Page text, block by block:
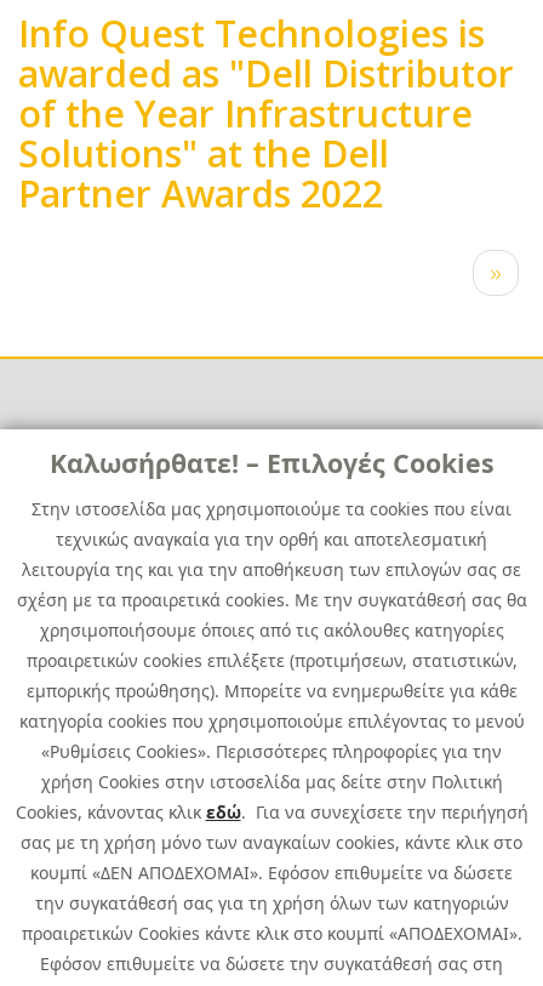
Καλωσήρθατε! – Επιλογές Cookies
Στην ιστοσελίδα μας χρησιμοποιούμε τα cookies που είναι
τεχνικώς αναγκαία για την ορθή και αποτελεσματική
λειτουργία της και για την αποθήκευση των επιλογών σας σε
σχέση με τα προαιρετικά cookies. Με την συγκατάθεσή σας θα
χρησιμοποιήσουμε όποιες από τις ακόλουθες κατηγορίες
προαιρετικών cookies επιλέξετε (προτιμήσεων, στατιστικών,
εμπορικής προώθησης). Μπορείτε να ενημερωθείτε για κάθε
κατηγορία cookies που χρησιμοποιούμε επιλέγοντας το μενού
«Ρυθμίσεις Cookies». Περισσότερες πληροφορίες για την
χρήση Cookies στην ιστοσελίδα μας δείτε στην Πολιτική
Cookies, κάνοντας κλικ εδώ. Για να συνεχίσετε την περιήγησή
σας με τη χρήση μόνο των αναγκαίων cookies, κάντε κλικ στο
κουμπί «ΔΕΝ ΑΠΟΔΕΧΟΜΑΙ». Εφόσον επιθυμείτε να δώσετε
την συγκατάθεσή σας για τη χρήση όλων των κατηγοριών
προαιρετικών Cookies κάντε κλικ στο κουμπί «ΑΠΟΔΕΧΟΜΑΙ».
Εφόσον επιθυμείτε να δώσετε την συγκατάθεσή σας στη
Info Quest Technologies is
awarded as "Dell Distributor
of the Year Infrastructure
Solutions" at the Dell
Partner Awards 2022
Next
page
››
Χρήσιμα
News
Media Kit
Career
Quest Group